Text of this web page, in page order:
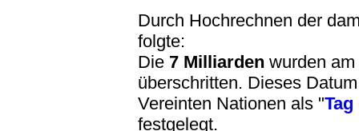
Durch Hochrechnen der
folgte:
Die 7 Milliarden wurden am
überschritten. Dieses
Vereinten Nationen als "
festgelegt.